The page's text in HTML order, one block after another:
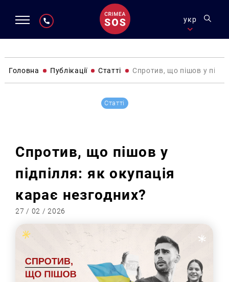
укр
Головна Публікації Статті Спротив, що пішов у
Статті
Спротив, що пішов у
підпілля: як окупація
карає незгодних?
27 / 02 / 2026